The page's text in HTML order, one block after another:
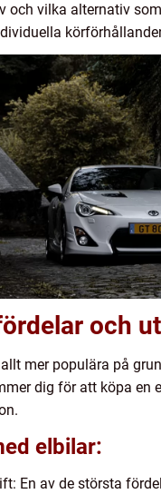
och vilka alternativ
och
mer populära på
dig för att köpa en
elbilar:
En av de största